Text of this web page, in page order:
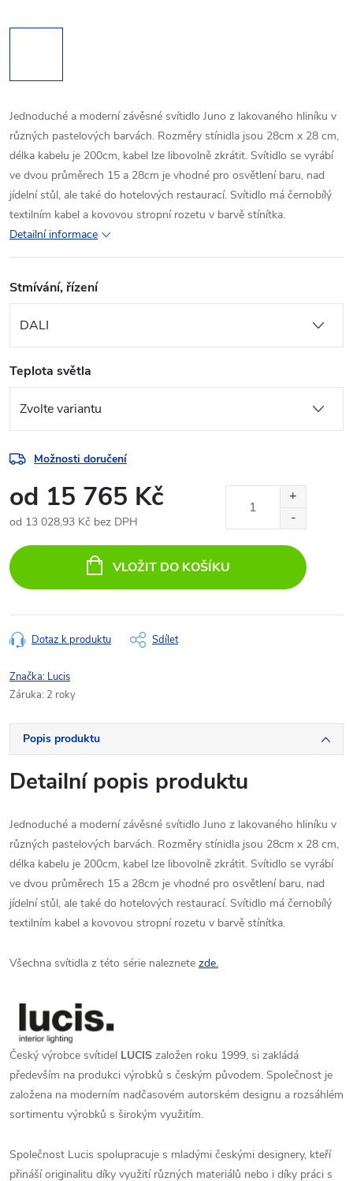
Jednoduché a moderní závěsné svítidlo Juno z lakovaného hliníku v
různých pastelových barvách. Rozměry stínidla jsou 28cm x 28 cm,
délka kabelu je 200cm, kabel lze libovolně zkrátit. Svítidlo se vyrábí
ve dvou průměrech 15 a 28cm je vhodné pro osvětlení baru, nad
jídelní stůl, ale také do hotelových restaurací. Svítidlo má černobílý
textilním kabel a kovovou stropní rozetu v barvě stínítka.
Detailní informace
Stmívání, řízení
Teplota světla
Možnosti doručení
od 15 765 Kč
od 13 028,93 Kč bez DPH
cena:
VLOŽIT DO KOŠÍKU
Dotaz k produktu Sdílet
Značka: Lucis
Záruka: 2 roky
Popis produktu
Detailní popis produktu
Jednoduché a moderní závěsné svítidlo Juno z lakovaného hliníku v
různých pastelových barvách. Rozměry stínidla jsou 28cm x 28 cm,
délka kabelu je 200cm, kabel lze libovolně zkrátit. Svítidlo se vyrábí
ve dvou průměrech 15 a 28cm je vhodné pro osvětlení baru, nad
jídelní stůl, ale také do hotelových restaurací. Svítidlo má černobílý
textilním kabel a kovovou stropní rozetu v barvě stínítka.
Všechna svítidla z této série naleznete zde.
Český výrobce svítidel LUCIS založen roku 1999, si zakládá
především na produkci výrobků s českým původem. Společnost je
založena na moderním nadčasovém autorském designu a rozsáhlém
sortimentu výrobků s širokým využitím.
Společnost Lucis spolupracuje s mladými českými designery, kteří
přináší originalitu díky využití různých materiálů nebo i díky práci s